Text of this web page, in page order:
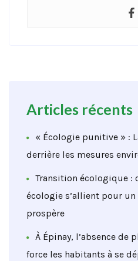
Articles récents
« Écologie punitive » :
derrière les mesures
Transition écologique :
écologie s’allient pour
prospère
À Épinay, l’absence de
force les habitants à se